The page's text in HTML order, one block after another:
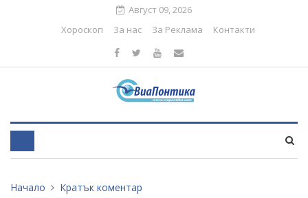
Август 09, 2026
Хороскоп
За нас За Реклама Контакти
Начало Кратък коментар